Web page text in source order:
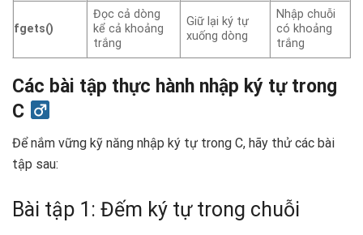
fgets()
Đọc cả dòng
kể cả khoảng
trắng
Giữ lại ký tự
xuống dòng
Nhập chuỗi
có khoảng
trắng
Các bài tập thực hành nhập ký tự trong
C
Để nắm vững kỹ năng nhập ký tự trong C, hãy thử các bài
tập sau:
Bài tập 1: Đếm ký tự trong chuỗi